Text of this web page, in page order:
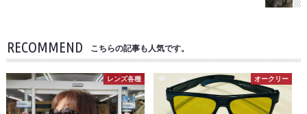
RECOMMEND こちらの記事も人気です。
レンズ各種 オークリー